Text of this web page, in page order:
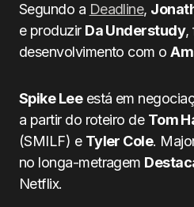
Segundo a Deadline,
e produzir Da Understudy,
desenvolvimento com o
Spike Leeestá em
a partir do roteiro de Tom
(SMILF) e Tyler Cole.
no longa-metragem
Netflix.